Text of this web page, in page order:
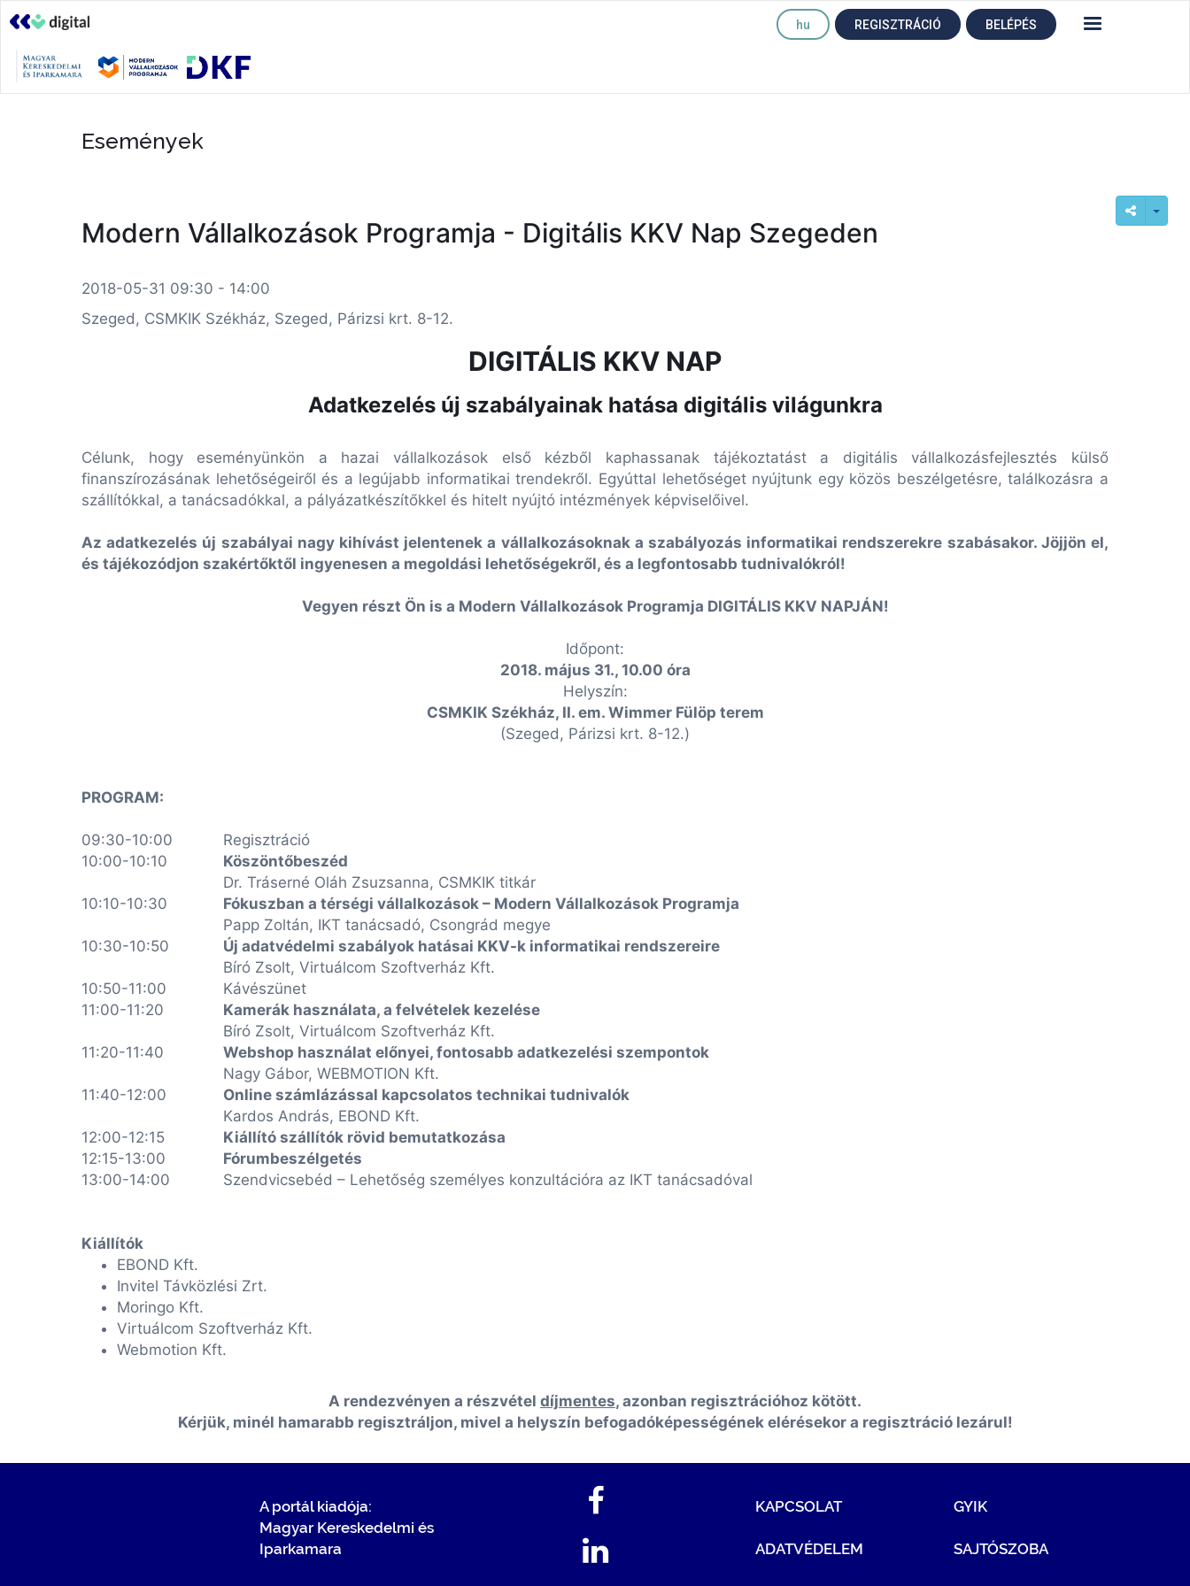
hu REGISZTRÁCIÓ BELÉPÉS
Események
Modern Vállalkozások Programja - Digitális KKV Nap Szegeden
2018-05-31 09:30 - 14:00
Szeged, CSMKIK Székház, Szeged, Párizsi krt. 8-12.
DIGITÁLIS KKV NAP
Adatkezelés új szabályainak hatása digitális világunkra
Célunk, hogy eseményünkön a hazai vállalkozások első kézből kaphassanak tájékoztatást a digitális vállalkozásfejlesztés külső
finanszírozásának lehetőségeiről és a legújabb informatikai trendekről. Egyúttal lehetőséget nyújtunk egy közös beszélgetésre, találkozásra a
szállítókkal, a tanácsadókkal, a pályázatkészítőkkel és hitelt nyújtó intézmények képviselőivel.
Az adatkezelés új szabályai nagy kihívást jelentenek a vállalkozásoknak a szabályozás informatikai rendszerekre szabásakor. Jöjjön el,
és tájékozódjon szakértőktől ingyenesen a megoldási lehetőségekről, és a legfontosabb tudnivalókról!
Vegyen részt Ön is a Modern Vállalkozások Programja DIGITÁLIS KKV NAPJÁN!
Időpont:
2018. május 31., 10.00 óra
Helyszín:
CSMKIK Székház, II. em. Wimmer Fülöp terem
(Szeged, Párizsi krt. 8-12.)
PROGRAM:
09:30-10:00
Regisztráció
10:00-10:10
Köszöntőbeszéd
Dr. Tráserné Oláh Zsuzsanna, CSMKIK titkár
10:10-10:30
Fókuszban a térségi vállalkozások – Modern Vállalkozások Programja
Papp Zoltán, IKT tanácsadó, Csongrád megye
10:30-10:50
Új adatvédelmi szabályok hatásai KKV-k informatikai rendszereire
Bíró Zsolt, Virtuálcom Szoftverház Kft.
10:50-11:00
Kávészünet
11:00-11:20
Kamerák használata, a felvételek kezelése
Bíró Zsolt, Virtuálcom Szoftverház Kft.
11:20-11:40
Webshop használat előnyei, fontosabb adatkezelési szempontok
Nagy Gábor, WEBMOTION Kft.
11:40-12:00
Online számlázással kapcsolatos technikai tudnivalók
Kardos András, EBOND Kft.
12:00-12:15
Kiállító szállítók rövid bemutatkozása
12:15-13:00
Fórumbeszélgetés
13:00-14:00
Szendvicsebéd – Lehetőség személyes konzultációra az IKT tanácsadóval
Kiállítók
EBOND Kft.
Invitel Távközlési Zrt.
Moringo Kft.
Virtuálcom Szoftverház Kft.
Webmotion Kft.
A rendezvényen a részvétel díjmentes, azonban regisztrációhoz kötött.
Kérjük, minél hamarabb regisztráljon, mivel a helyszín befogadóképességének elérésekor a regisztráció lezárul!
A portál kiadója:
Magyar Kereskedelmi és
Iparkamara
KAPCSOLAT
ADATVÉDELEM
GYIK
SAJTÓSZOBA